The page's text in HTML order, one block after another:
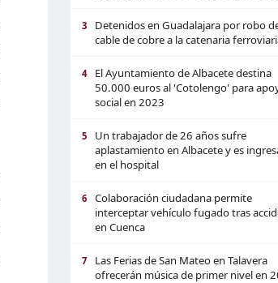
3
Detenidos en Guadalajara por robo
cable de cobre a la catenaria
4
El Ayuntamiento de Albacete destina
50.000 euros al 'Cotolengo' para
social en 2023
5
Un trabajador de 26 años sufre
aplastamiento en Albacete y es
en el hospital
6
Colaboración ciudadana permite
interceptar vehículo fugado tras
en Cuenca
7
Las Ferias de San Mateo en Talavera
ofrecerán música de primer nivel en